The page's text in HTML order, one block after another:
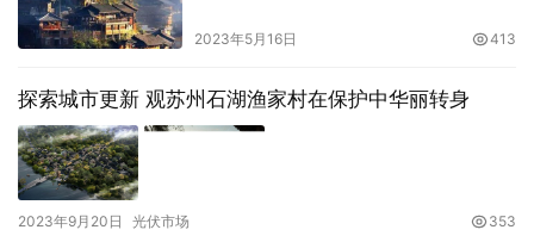
2023年5月16日 413
探索城市更新 观苏州石湖渔家村在保护中华丽转身
2023年9月20日 光伏市场 353